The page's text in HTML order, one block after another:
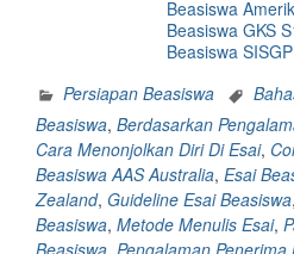
Beasiswa
Beasiswa GKS
Beasiswa
Persiapan Beasiswa
Beasiswa, Berdasarkan
Cara Menonjolkan Diri Di Esai,
Beasiswa AAS Australia, Esai
Zealand, Guideline Esai Beasiswa,
Beasiswa, Metode Menulis Esai,
Beasiswa, Pengalaman Penerima